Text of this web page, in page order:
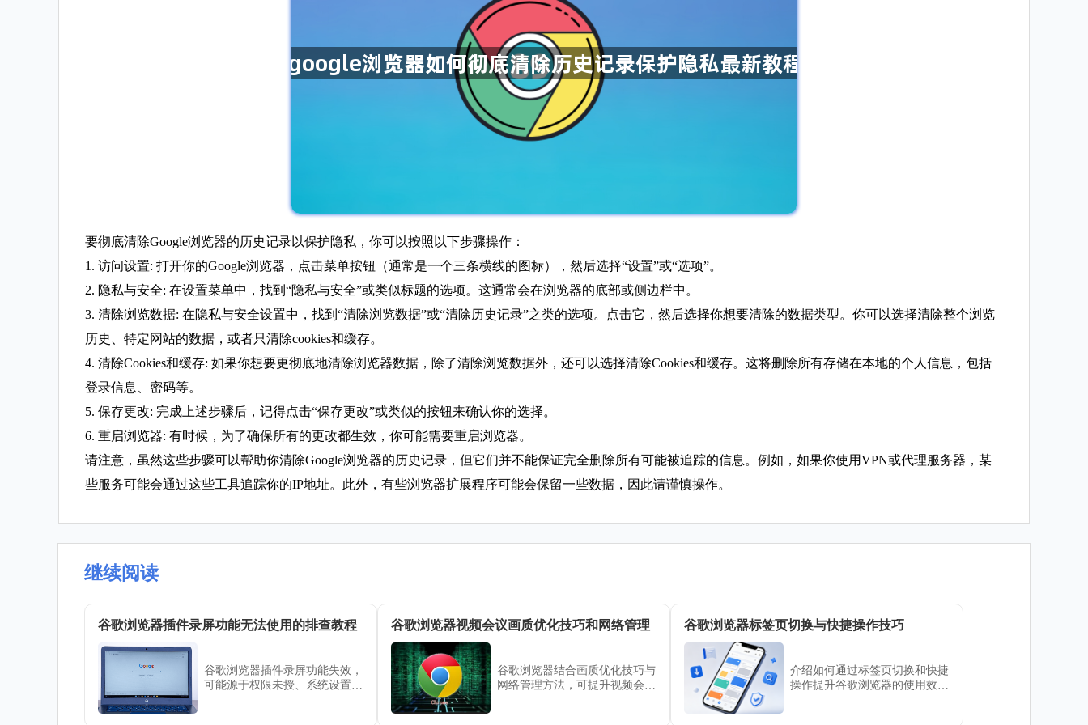
要彻底清除Google浏览器的历史记录以保护隐私，你可以按照以下步骤操作：
1. 访问设置: 打开你的Google浏览器，点击菜单按钮（通常是一个三条横线的图标），然后选择“设置”或“选项”。
2. 隐私与安全: 在设置菜单中，找到“隐私与安全”或类似标题的选项。这通常会在浏览器的底部或侧边栏中。
3. 清除浏览数据: 在隐私与安全设置中，找到“清除浏览数据”或“清除历史记录”之类的选项。点击它，然后选择你想要清除的数据类型。你可以选择清除整个浏览
历史、特定网站的数据，或者只清除cookies和缓存。
4. 清除Cookies和缓存: 如果你想要更彻底地清除浏览器数据，除了清除浏览数据外，还可以选择清除Cookies和缓存。这将删除所有存储在本地的个人信息，包括
登录信息、密码等。
5. 保存更改: 完成上述步骤后，记得点击“保存更改”或类似的按钮来确认你的选择。
6. 重启浏览器: 有时候，为了确保所有的更改都生效，你可能需要重启浏览器。
请注意，虽然这些步骤可以帮助你清除Google浏览器的历史记录，但它们并不能保证完全删除所有可能被追踪的信息。例如，如果你使用VPN或代理服务器，某
些服务可能会通过这些工具追踪你的IP地址。此外，有些浏览器扩展程序可能会保留一些数据，因此请谨慎操作。
继续阅读
谷歌浏览器插件录屏功能无法使用的排查教程
谷歌浏览器插件录屏功能失效，
可能源于权限未授、系统设置冲
谷歌浏览器视频会议画质优化技巧和网络管理
谷歌浏览器结合画质优化技巧与
网络管理方法，可提升视频会议
谷歌浏览器标签页切换与快捷操作技巧
介绍如何通过标签页切换和快捷
操作提升谷歌浏览器的使用效